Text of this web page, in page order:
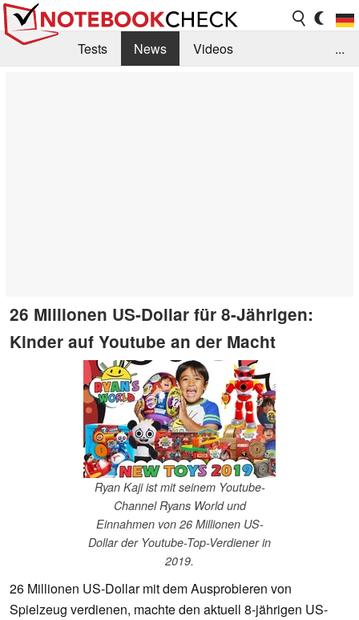
Tests News
Videos
...
26 Millionen US-Dollar für 8-Jährigen:
Kinder auf Youtube an der Macht
Ryan Kaji ist mit seinem Youtube-
Channel Ryans World und
Einnahmen von 26 Millionen US-
Dollar der Youtube-Top-Verdiener in
2019.
26 Millionen US-Dollar mit dem Ausprobieren von
Spielzeug verdienen, machte den aktuell 8-jährigen US-